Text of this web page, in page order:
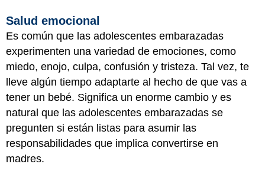
Salud emocional
Es común que las adolescentes embarazadas
experimenten una variedad de emociones, como
miedo, enojo, culpa, confusión y tristeza. Tal vez, te
lleve algún tiempo adaptarte al hecho de que vas a
tener un bebé. Significa un enorme cambio y es
natural que las adolescentes embarazadas se
pregunten si están listas para asumir las
responsabilidades que implica convertirse en
madres.